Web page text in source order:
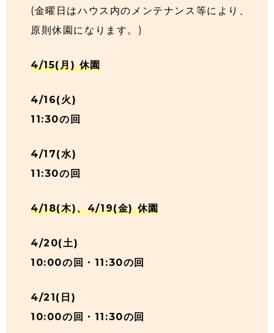
(金曜日はハウス内のメンテナンス等により、
原則休園になります。)
4/15(月) 休園
4/16(火)
11:30の回
4/17(水)
11:30の回
4/18(木)、4/19(金) 休園
4/20(土)
10:00の回・11:30の回
4/21(日)
10:00の回・11:30の回